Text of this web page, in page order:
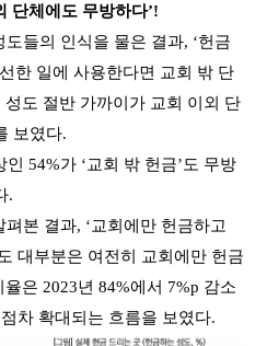
단체에도 무방하다’!
들의 인식을 물은 결과, ‘헌금
한 일에 사용한다면 교회 밖 단
성도 절반 가까이가 교회 이외 단
보였다.
54%가 ‘교회 밖 헌금’도 무방
.
본 결과, ‘교회에만 헌금하고
대부분은 여전히 교회에만 헌금
은 2023년 84%에서 7%p 감소
차 확대되는 흐름을 보였다.